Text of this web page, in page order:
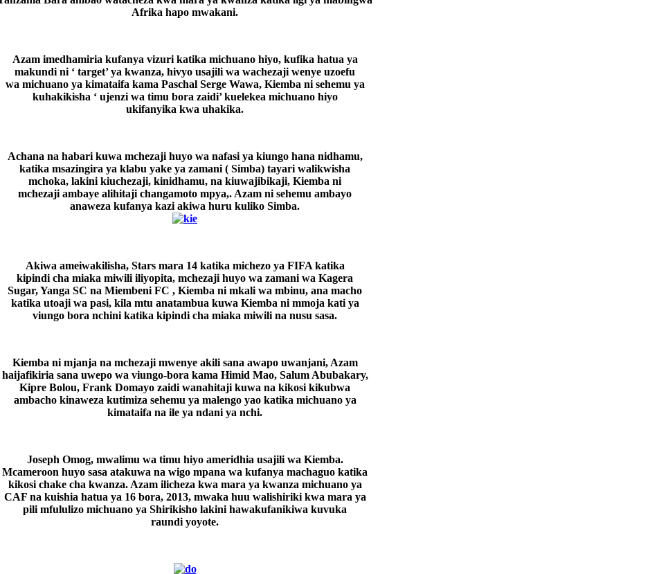
Afrika hapo mwakani.
Azam imedhamiria kufanya vizuri katika michuano hiyo, kufika hatua ya
makundi ni ‘ target’ ya kwanza, hivyo usajili wa wachezaji wenye uzoefu
wa michuano ya kimataifa kama Paschal Serge Wawa, Kiemba ni sehemu ya
kuhakikisha ‘ ujenzi wa timu bora zaidi’ kuelekea michuano hiyo
ukifanyika kwa uhakika.
Achana na habari kuwa mchezaji huyo wa nafasi ya kiungo hana nidhamu,
katika msazingira ya klabu yake ya zamani ( Simba) tayari walikwisha
mchoka, lakini kiuchezaji, kinidhamu, na kiuwajibikaji, Kiemba ni
mchezaji ambaye alihitaji changamoto mpya,. Azam ni sehemu ambayo
anaweza kufanya kazi akiwa huru kuliko Simba.
Akiwa ameiwakilisha, Stars mara 14 katika michezo ya FIFA katika
kipindi cha miaka miwili iliyopita, mchezaji huyo wa zamani wa Kagera
Sugar, Yanga SC na Miembeni FC , Kiemba ni mkali wa mbinu, ana macho
katika utoaji wa pasi, kila mtu anatambua kuwa Kiemba ni mmoja kati ya
viungo bora nchini katika kipindi cha miaka miwili na nusu sasa.
Kiemba ni mjanja na mchezaji mwenye akili sana awapo uwanjani, Azam
haijafikiria sana uwepo wa viungo-bora kama Himid Mao, Salum Abubakary,
Kipre Bolou, Frank Domayo zaidi wanahitaji kuwa na kikosi kikubwa
ambacho kinaweza kutimiza sehemu ya malengo yao katika michuano ya
kimataifa na ile ya ndani ya nchi.
Joseph Omog, mwalimu wa timu hiyo ameridhia usajili wa Kiemba.
Mcameroon huyo sasa atakuwa na wigo mpana wa kufanya machaguo katika
kikosi chake cha kwanza. Azam ilicheza kwa mara ya kwanza michuano ya
CAF na kuishia hatua ya 16 bora, 2013, mwaka huu walishiriki kwa mara ya
pili mfululizo michuano ya Shirikisho lakini hawakufanikiwa kuvuka
raundi yoyote.